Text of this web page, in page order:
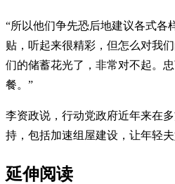
“所以他们争先恐后地建议各式各
贴，听起来很精彩，但怎么对我
们的储蓄花光了，非常对不起。
餐。”
李资政说，行动党政府近年来在
持，包括加速组屋建设，让年轻
延伸阅读